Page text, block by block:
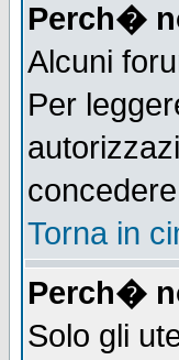
Perch�
Alcuni
Per
Torna in
Perch�
Solo gli